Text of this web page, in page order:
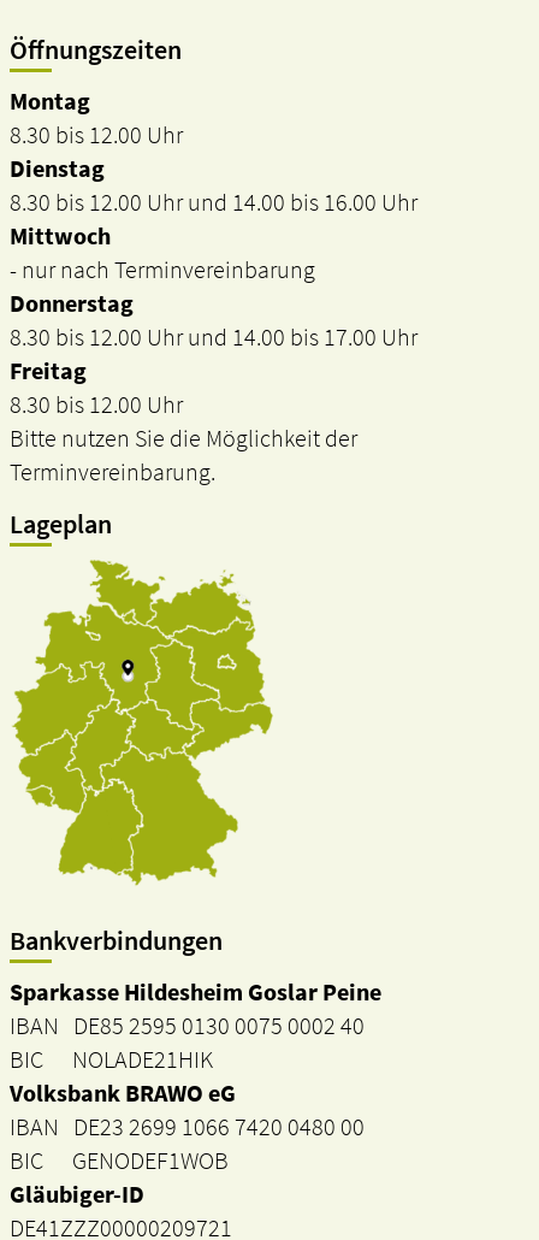
Öffnungszeiten
Montag
8.30 bis 12.00 Uhr
Dienstag
8.30 bis 12.00 Uhr und 14.00 bis 16.00 Uhr
Mittwoch
- nur nach Terminvereinbarung
Donnerstag
8.30 bis 12.00 Uhr und 14.00 bis 17.00 Uhr
Freitag
8.30 bis 12.00 Uhr
Bitte nutzen Sie die Möglichkeit der
Terminvereinbarung.
Lageplan
Bankverbindungen
Sparkasse Hildesheim Goslar Peine
IBAN DE85 2595 0130 0075 0002 40
BIC NOLADE21HIK
Volksbank BRAWO eG
IBAN DE23 2699 1066 7420 0480 00
BIC GENODEF1WOB
Gläubiger-ID
DE41ZZZ00000209721